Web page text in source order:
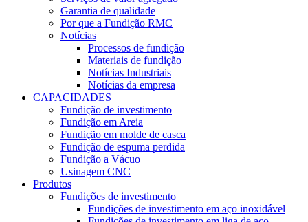
Garantia de qualidade
Por que a Fundição RMC
Notícias
Processos de fundição
Materiais de fundição
Notícias Industriais
Notícias da empresa
CAPACIDADES
Fundição de investimento
Fundição em Areia
Fundição em molde de casca
Fundição de espuma perdida
Fundição a Vácuo
Usinagem CNC
Produtos
Fundições de investimento
Fundições de investimento em aço inoxidável